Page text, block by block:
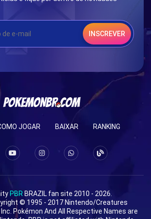
INSCREVER
JOGAR BAIXAR RANKING
PBR BRAZIL fan site 2010 - 2026.
© 1995 - 2017 Nintendo/Creatures
Inc. Pokémon And All Respective Names are